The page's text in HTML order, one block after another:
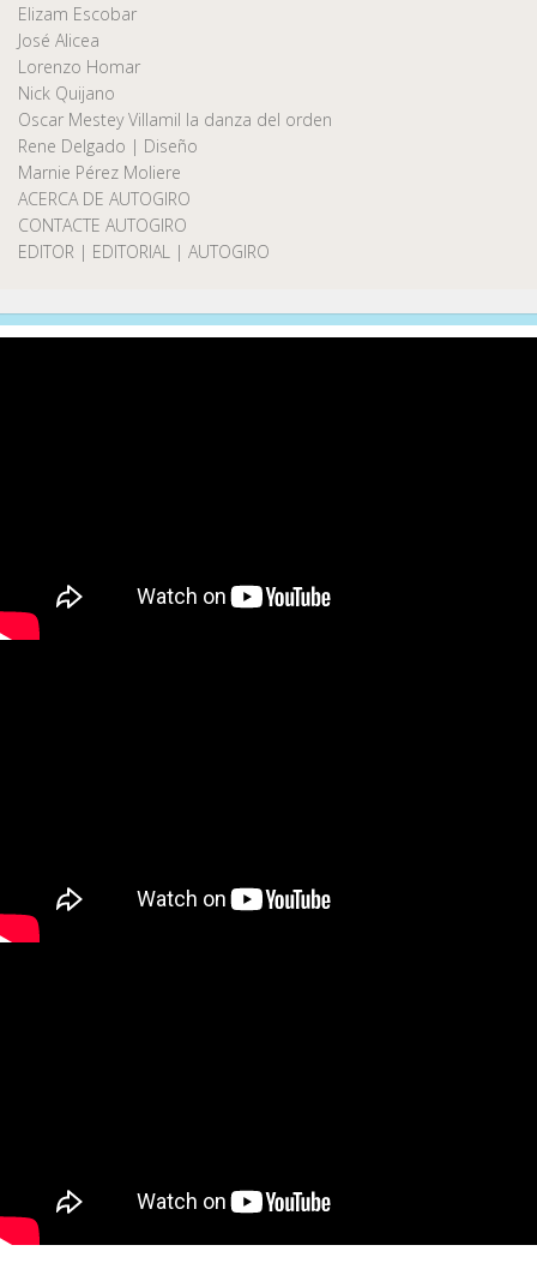
Elizam Escobar
José Alicea
Lorenzo Homar
Nick Quijano
Oscar Mestey Villamil la danza del orden
Rene Delgado | Diseño
Marnie Pérez Moliere
ACERCA DE AUTOGIRO
CONTACTE AUTOGIRO
EDITOR | EDITORIAL | AUTOGIRO